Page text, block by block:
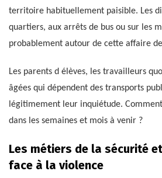
territoire habituellement paisible. Les
quartiers, aux arrêts de bus ou sur les
probablement autour de cette affaire
Les parents d élèves, les travailleurs
âgées qui dépendent des transports
légitimement leur inquiétude.
dans les semaines et mois à venir ?
Les métiers de la sécurité
face à la violence